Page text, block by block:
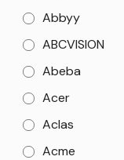
Abbyy
ABCVISION
Abeba
Acer
Aclas
Acme